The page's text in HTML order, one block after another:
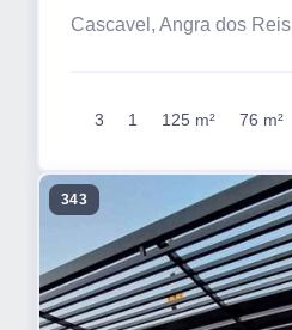
Cascavel, Angra dos Reis
3 1 125 m² 76 m²
343